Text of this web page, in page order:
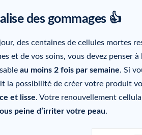
des gommages 👍
des centaines de cellules mortes
et de vos soins, vous devez penser
au moins 2 fois par semaine. Si
la possibilité de créer votre produit
et lisse. Votre renouvellement
peine d’irriter votre peau.